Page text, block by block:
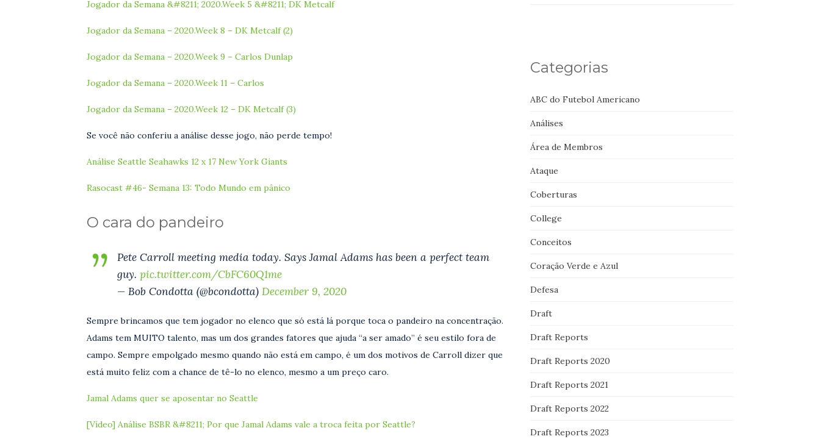
Jogador da Semana &#8211; 2020.Week 5 &#8211; DK Metcalf
Jogador da Semana – 2020.Week 8 – DK Metcalf (2)
Jogador da Semana – 2020.Week 9 – Carlos Dunlap
Jogador da Semana – 2020.Week 11 – Carlos
Jogador da Semana – 2020.Week 12 – DK Metcalf (3)
Se você não conferiu a análise desse jogo, não perde tempo!
Análise Seattle Seahawks 12 x 17 New York Giants
Rasocast #46- Semana 13: Todo Mundo em pânico
O cara do pandeiro
Pete Carroll meeting media today. Says Jamal Adams has been a perfect team
guy. pic.twitter.com/CbFC60Q1me
— Bob Condotta (@bcondotta) December 9, 2020
Sempre brincamos que tem jogador no elenco que só está lá porque toca o pandeiro na concentração.
Adams tem MUITO talento, mas um dos grandes fatores que ajuda “a ser amado” é seu estilo fora de
campo. Sempre empolgado mesmo quando não está em campo, é um dos motivos de Carroll dizer que
está muito feliz com a chance de tê-lo no elenco, mesmo a um preço caro.
Jamal Adams quer se aposentar no Seattle
[Vídeo] Análise BSBR &#8211; Por que Jamal Adams vale a troca feita por Seattle?
Categorias
ABC do Futebol Americano
Análises
Área de Membros
Ataque
Coberturas
College
Conceitos
Coração Verde e Azul
Defesa
Draft
Draft Reports
Draft Reports 2020
Draft Reports 2021
Draft Reports 2022
Draft Reports 2023